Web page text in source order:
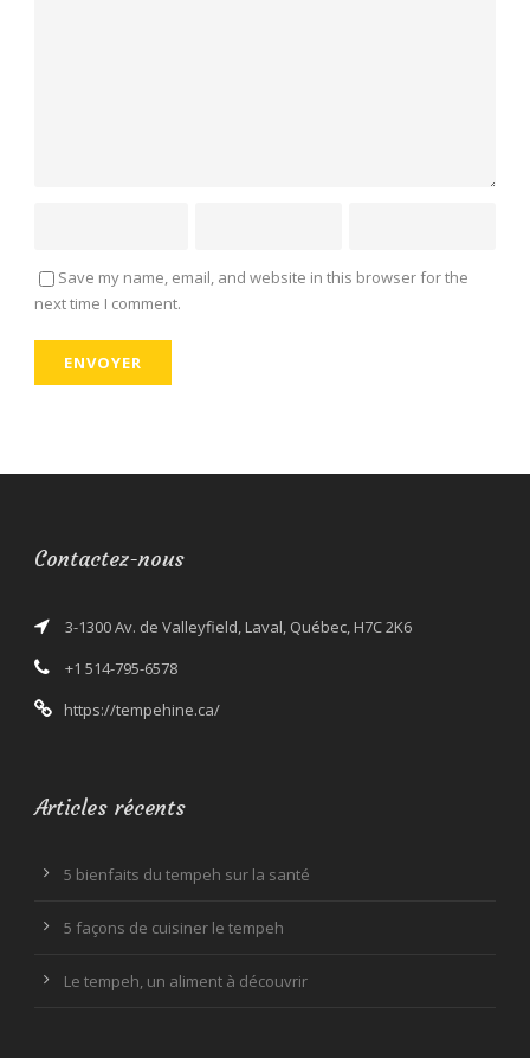
Save my name, email, and website in this browser for the
next time I comment.
Contactez-nous
3-1300 Av. de Valleyfield, Laval, Québec, H7C 2K6
+1 514-795-6578
https://tempehine.ca/
Articles récents
5 bienfaits du tempeh sur la santé
5 façons de cuisiner le tempeh
Le tempeh, un aliment à découvrir